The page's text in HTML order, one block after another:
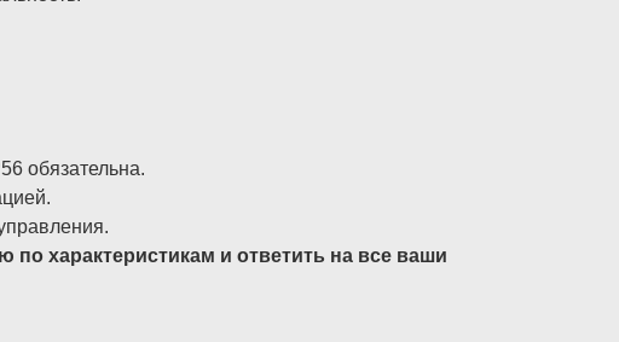
обязательна.
характеристикам и ответить на все ваши